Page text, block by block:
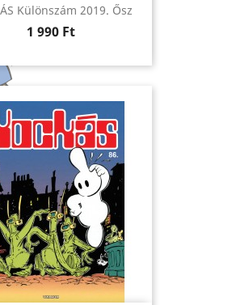
Különszám 2019. Ősz
Ár
1 990 Ft